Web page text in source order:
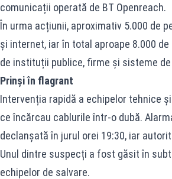
comunicații operată de BT Openreach.
În urma acțiunii, aproximativ 5.000 de
și internet, iar în total aproape 8.000
de instituții publice, firme și sisteme
Prinși în flagrant
Intervenția rapidă a echipelor tehnice
ce încărcau cablurile într-o dubă.
declanșată în jurul orei 19:30, iar
Unul dintre suspecți a fost găsit în
echipelor de salvare.